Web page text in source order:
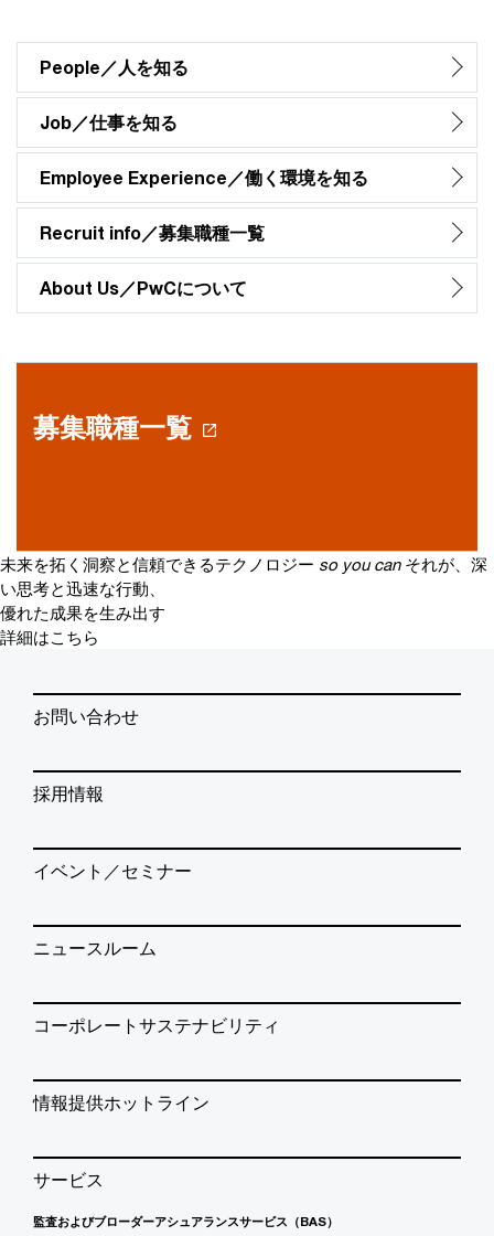
People／人を知る
Job／仕事を知る
Employee Experience／働く環境を知る
Recruit info／募集職種一覧
About Us／PwCについて
募集職種一覧
未来を拓く洞察と信頼できるテクノロジー so you can それが、深
い思考と迅速な行動、
優れた成果を生み出す
詳細はこちら
お問い合わせ
採用情報
イベント／セミナー
ニュースルーム
コーポレートサステナビリティ
情報提供ホットライン
サービス
監査およびブローダーアシュアランスサービス（BAS）